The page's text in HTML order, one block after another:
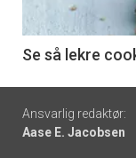
6
Se så lekre
Footer
-
Ansvarlig redaktør:
Aase E. Jacobsen